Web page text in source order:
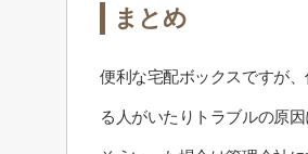
まとめ
便利な宅配ボックスですが
る人がいたりトラブルの原因